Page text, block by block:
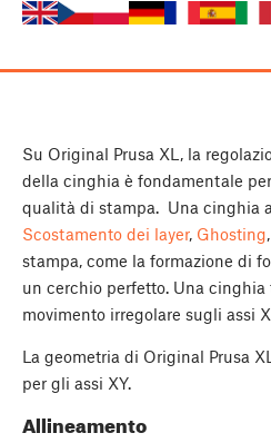
Su Original Prusa XL, la
della cinghia è fondamentale
qualità di stampa. Una cinghia
Scostamento dei layer, Ghosting
stampa, come la formazione di
un cerchio perfetto. Una
movimento irregolare sugli assi X
La geometria di Original Prusa
per gli assi XY.
Allineamento